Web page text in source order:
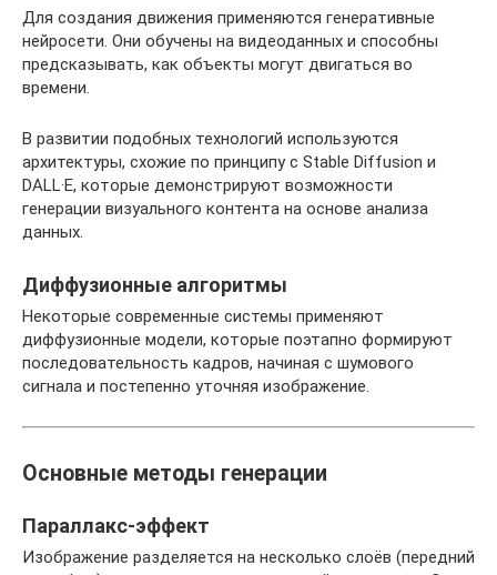
Для создания движения применяются генеративные
нейросети. Они обучены на видеоданных и способны
предсказывать, как объекты могут двигаться во
времени.
В развитии подобных технологий используются
архитектуры, схожие по принципу с Stable Diffusion и
DALL·E, которые демонстрируют возможности
генерации визуального контента на основе анализа
данных.
Диффузионные алгоритмы
Некоторые современные системы применяют
диффузионные модели, которые поэтапно формируют
последовательность кадров, начиная с шумового
сигнала и постепенно уточняя изображение.
Основные методы генерации
Параллакс-эффект
Изображение разделяется на несколько слоёв (передний